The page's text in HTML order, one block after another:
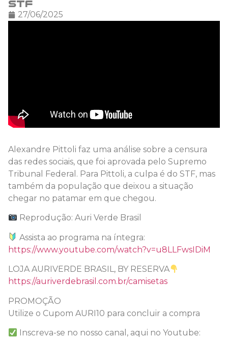
STF
27/06/2025
Alexandre Pittoli faz uma análise sobre a censura
das redes sociais, que foi aprovada pelo Supremo
Tribunal Federal. Para Pittoli, a culpa é do STF, mas
também da população que deixou a situação
chegar no patamar em que chegou.
Reprodução: Auri Verde Brasil
Assista ao programa na íntegra:
https://www.youtube.com/watch?v=u8LLFwsIDiM
LOJA AURIVERDE BRASIL, BY RESERVA
https://auriverdebrasil.com.br/camisetas
PROMOÇÃO
Utilize o Cupom AURI10 para concluir a compra
Inscreva-se no nosso canal, aqui no Youtube: